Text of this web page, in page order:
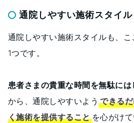
通院しやすい施術スタイル
通院しやすい施術スタイルも、
1つです。
患者さまの貴重な時間を無駄には
から、通院しやすいようできる
く施術を提供すること を心がけて